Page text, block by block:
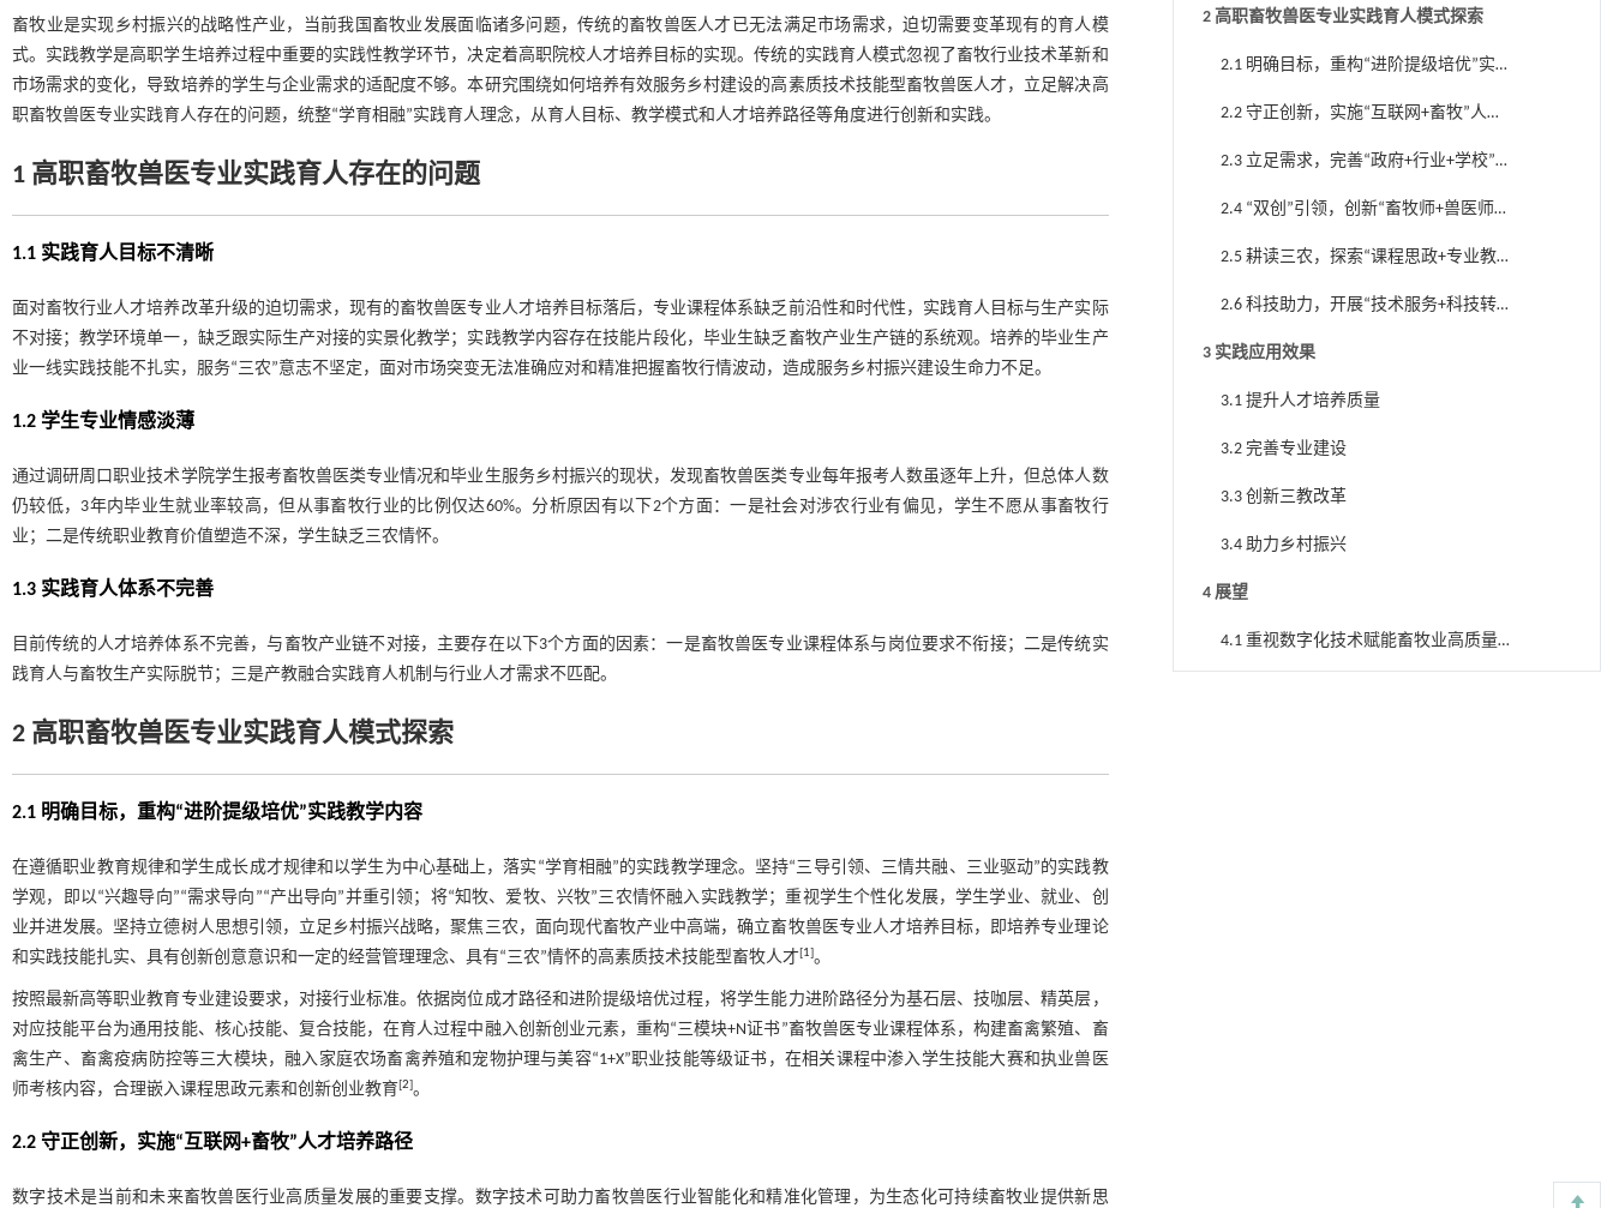
畜牧业是实现乡村振兴的战略性产业，当前我国畜牧业发展面临诸多问题，传统的畜牧兽医人才已无法满足市场需求，迫切需要变革现有的育人模
式。实践教学是高职学生培养过程中重要的实践性教学环节，决定着高职院校人才培养目标的实现。传统的实践育人模式忽视了畜牧行业技术革新和
市场需求的变化，导致培养的学生与企业需求的适配度不够。本研究围绕如何培养有效服务乡村建设的高素质技术技能型畜牧兽医人才，立足解决高
职畜牧兽医专业实践育人存在的问题，统整“学育相融”实践育人理念，从育人目标、教学模式和人才培养路径等角度进行创新和实践。
1 高职畜牧兽医专业实践育人存在的问题
1.1 实践育人目标不清晰
面对畜牧行业人才培养改革升级的迫切需求，现有的畜牧兽医专业人才培养目标落后，专业课程体系缺乏前沿性和时代性，实践育人目标与生产实际
不对接；教学环境单一，缺乏跟实际生产对接的实景化教学；实践教学内容存在技能片段化，毕业生缺乏畜牧产业生产链的系统观。培养的毕业生产
业一线实践技能不扎实，服务“三农”意志不坚定，面对市场突变无法准确应对和精准把握畜牧行情波动，造成服务乡村振兴建设生命力不足。
1.2 学生专业情感淡薄
通过调研周口职业技术学院学生报考畜牧兽医类专业情况和毕业生服务乡村振兴的现状，发现畜牧兽医类专业每年报考人数虽逐年上升，但总体人数
仍较低，3年内毕业生就业率较高，但从事畜牧行业的比例仅达60%。分析原因有以下2个方面：一是社会对涉农行业有偏见，学生不愿从事畜牧行
业；二是传统职业教育价值塑造不深，学生缺乏三农情怀。
1.3 实践育人体系不完善
目前传统的人才培养体系不完善，与畜牧产业链不对接，主要存在以下3个方面的因素：一是畜牧兽医专业课程体系与岗位要求不衔接；二是传统实
践育人与畜牧生产实际脱节；三是产教融合实践育人机制与行业人才需求不匹配。
2 高职畜牧兽医专业实践育人模式探索
2.1 明确目标，重构“进阶提级培优”实践教学内容
在遵循职业教育规律和学生成长成才规律和以学生为中心基础上，落实“学育相融”的实践教学理念。坚持“三导引领、三情共融、三业驱动”的实践教
学观，即以“兴趣导向”“需求导向”“产出导向”并重引领；将“知牧、爱牧、兴牧”三农情怀融入实践教学；重视学生个性化发展，学生学业、就业、创
业并进发展。坚持立德树人思想引领，立足乡村振兴战略，聚焦三农，面向现代畜牧产业中高端，确立畜牧兽医专业人才培养目标，即培养专业理论
和实践技能扎实、具有创新创意意识和一定的经营管理理念、具有“三农”情怀的高素质技术技能型畜牧人才[1]。
按照最新高等职业教育专业建设要求，对接行业标准。依据岗位成才路径和进阶提级培优过程，将学生能力进阶路径分为基石层、技咖层、精英层，
对应技能平台为通用技能、核心技能、复合技能，在育人过程中融入创新创业元素，重构“三模块+N证书”畜牧兽医专业课程体系，构建畜禽繁殖、畜
禽生产、畜禽疫病防控等三大模块，融入家庭农场畜禽养殖和宠物护理与美容“1+X”职业技能等级证书，在相关课程中渗入学生技能大赛和执业兽医
师考核内容，合理嵌入课程思政元素和创新创业教育[2]。
2.2 守正创新，实施“互联网+畜牧”人才培养路径
数字技术是当前和未来畜牧兽医行业高质量发展的重要支撑。数字技术可助力畜牧兽医行业智能化和精准化管理，为生态化可持续畜牧业提供新思
2 高职畜牧兽医专业实践育人模式探索
2.1 明确目标，重构“进阶提级培优”实践
2.2 守正创新，实施“互联网+畜牧”人才
2.3 立足需求，完善“政府+行业+学校”人
2.4 “双创”引领，创新“畜牧师+兽医师
2.5 耕读三农，探索“课程思政+专业教学
2.6 科技助力，开展“技术服务+科技转
化”专业科技服务
3 实践应用效果
3.1 提升人才培养质量
3.2 完善专业建设
3.3 创新三教改革
3.4 助力乡村振兴
4 展望
4.1 重视数字化技术赋能畜牧业高质量
发展